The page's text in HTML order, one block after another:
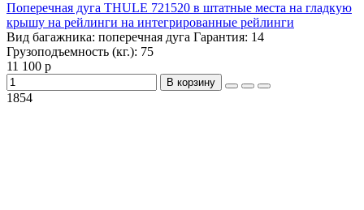
Поперечная дуга THULE 721520 в штатные места на гладкую
крышу на рейлинги на интегрированные рейлинги
Вид багажника: поперечная дуга Гарантия: 14
Грузоподъемность (кг.): 75
11 100 р
В корзину
1854